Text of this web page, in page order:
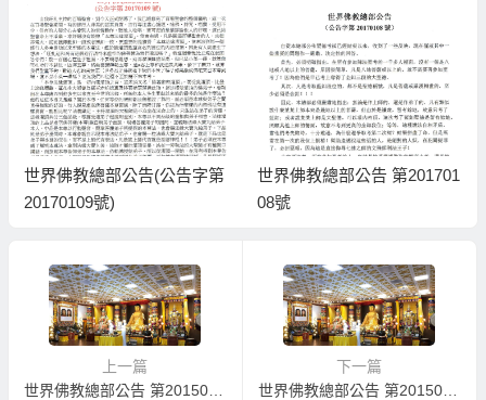
世界佛教總部公告(公告字第
20170109號)
世界佛教總部公告 第201701
08號
上一篇
世界佛教總部公告 第20150112號
下一篇
世界佛教總部公告 第20150114號